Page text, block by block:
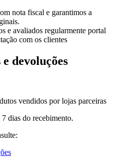
nota fiscal e garantimos a
e avaliados regularmente portal
com os clientes
devoluções
vendidos por lojas parceiras
dias do recebimento.